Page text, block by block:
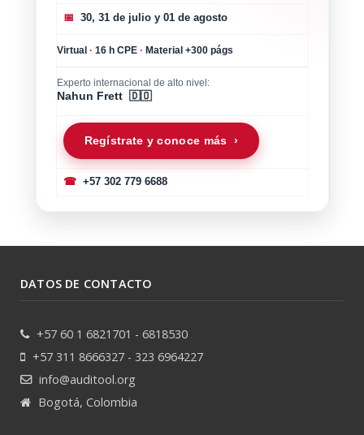
📅 30, 31 de julio y 01 de agosto
Virtual · 16 h CPE · Material +300 págs
Experto internacional de alto nivel:
Nahun Frett 🇩🇴
Regístrate y conoce más ›
☎+57 302 779 6688
DATOS DE CONTACTO
+57 60 1 6821701 - 6818530
+57 311 8666327 - 323 6964227
info@auditool.org
Bogotá, Colombia